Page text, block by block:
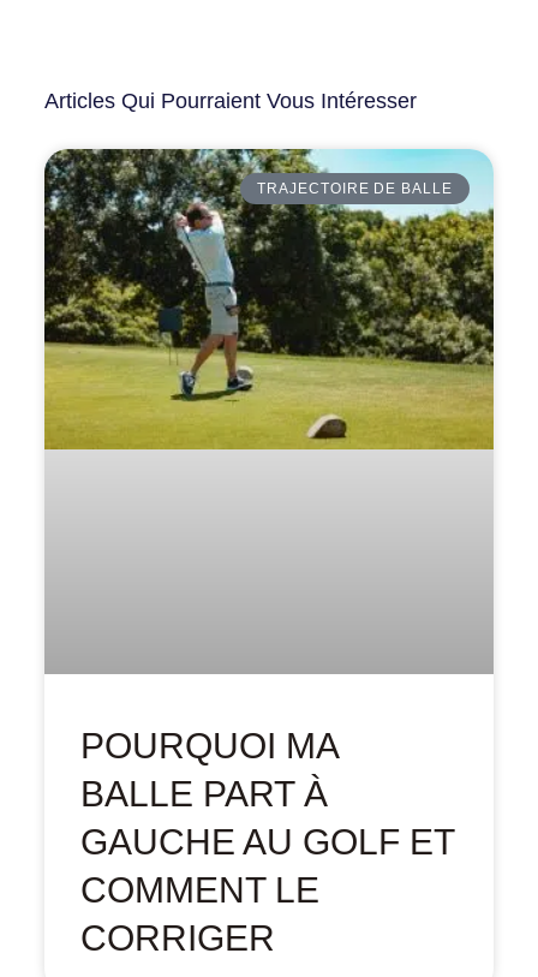
Articles Qui Pourraient Vous Intéresser
TRAJECTOIRE DE BALLE
POURQUOI MA
BALLE PART À
GAUCHE AU GOLF ET
COMMENT LE
CORRIGER